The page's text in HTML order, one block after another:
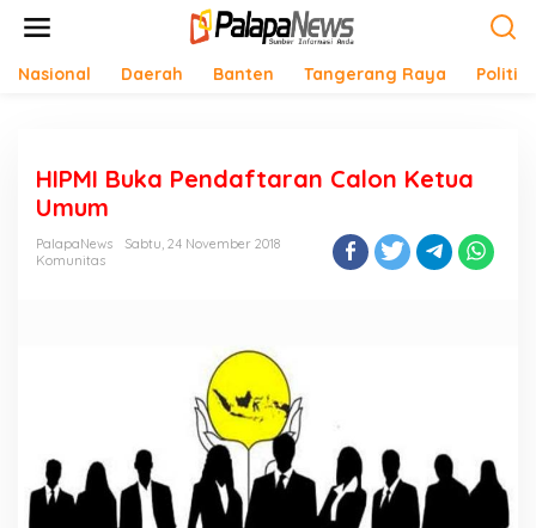
Nasional Daerah Banten Tangerang Raya Politik
HIPMI Buka Pendaftaran Calon Ketua
Umum
PalapaNews
Sabtu, 24 November 2018
Komunitas